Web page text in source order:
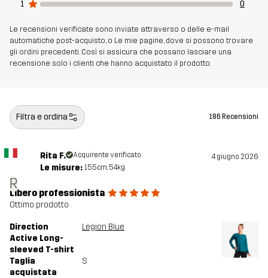
1 0
Le recensioni verificate sono inviate attraverso o delle e-mail
automatiche post-acquisto, o Le mie pagine, dove si possono trovare
gli ordini precedenti. Così si assicura che possano lasciare una
recensione solo i clienti che hanno acquistato il prodotto.
Filtra e ordina 186 Recensioni
R
Rita F. Acquirente verificato 4 giugno 2026
Le misure: 155cm, 54kg
Libero professionista
Ottimo prodotto
Direction
Active Long-
sleeved T-shirt
Legion Blue
Taglia
acquistata
S